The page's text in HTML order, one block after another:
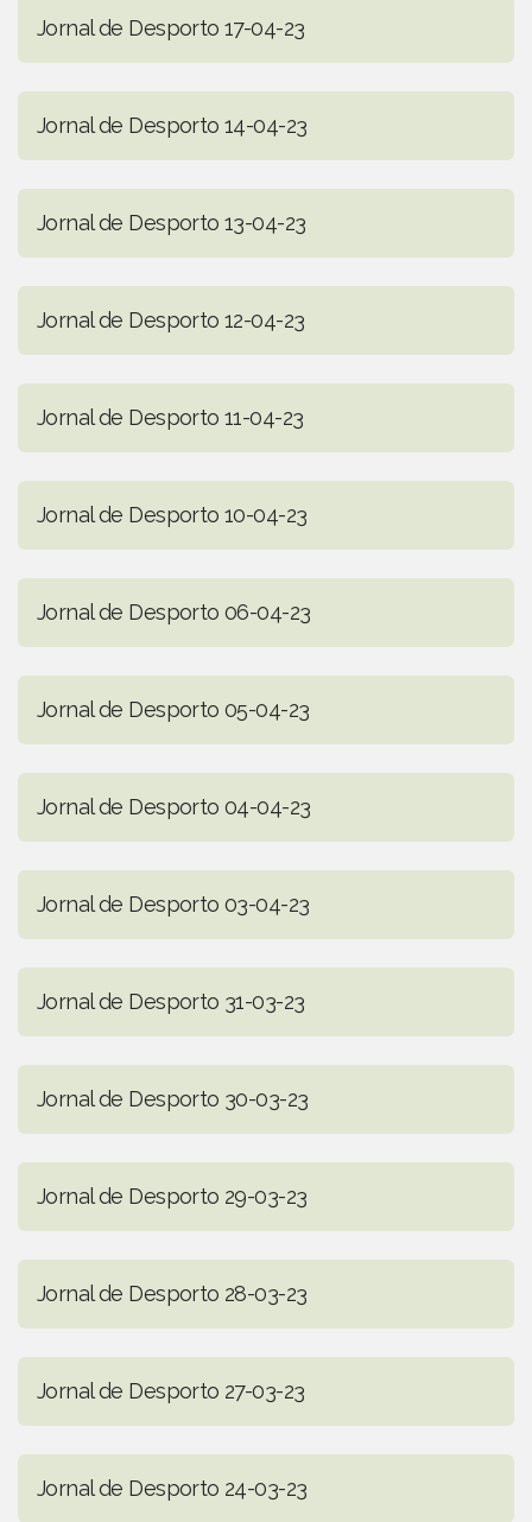
Jornal de Desporto 17-04-23
Jornal de Desporto 14-04-23
Jornal de Desporto 13-04-23
Jornal de Desporto 12-04-23
Jornal de Desporto 11-04-23
Jornal de Desporto 10-04-23
Jornal de Desporto 06-04-23
Jornal de Desporto 05-04-23
Jornal de Desporto 04-04-23
Jornal de Desporto 03-04-23
Jornal de Desporto 31-03-23
Jornal de Desporto 30-03-23
Jornal de Desporto 29-03-23
Jornal de Desporto 28-03-23
Jornal de Desporto 27-03-23
Jornal de Desporto 24-03-23